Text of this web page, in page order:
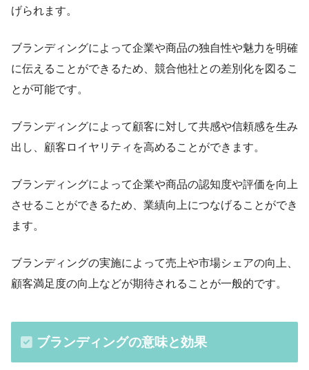
げられます。
ブランディングによって企業や商品の独自性や魅力を明確
に伝えることができるため、競合他社との差別化を図るこ
とが可能です。
ブランディングによって顧客に対して共感や信頼感を生み
出し、顧客ロイヤリティを高めることができます。
ブランディングによって企業や商品の認知度や評価を向上
させることができるため、業績向上につなげることができ
ます。
ブランディングの実施によって売上や市場シェアの向上、
顧客満足度の向上などが期待されることが一般的です。
ブランディングの意味と効果